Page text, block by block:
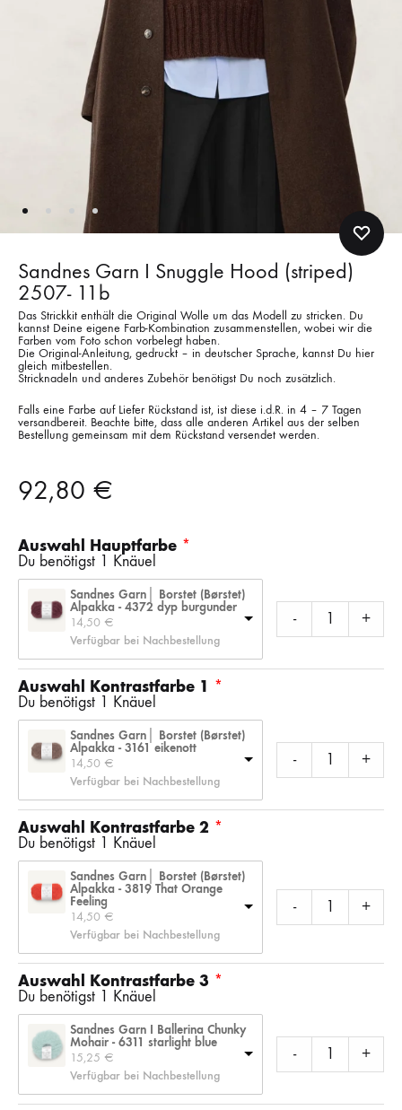
Sandnes Garn I Snuggle Hood (striped)
2507- 11b
Das Strickkit enthält die Original Wolle um das Modell zu stricken. Du
kannst Deine eigene Farb-Kombination zusammenstellen, wobei wir die
Farben vom Foto schon vorbelegt haben.
Die Original-Anleitung, gedruckt – in deutscher Sprache, kannst Du hier
gleich mitbestellen.
Stricknadeln und anderes Zubehör benötigst Du noch zusätzlich.
Falls eine Farbe auf Liefer Rückstand ist, ist diese i.d.R. in 4 – 7 Tagen
versandbereit. Beachte bitte, dass alle anderen Artikel aus der selben
Bestellung gemeinsam mit dem Rückstand versendet werden.
92,80 €
Auswahl Hauptfarbe
Du benötigst 1 Knäuel
Sandnes Garn│ Borstet (Børstet)
Alpakka - 4372 dyp burgunder
14,50 €
Verfügbar bei Nachbestellung
- +
Auswahl Kontrastfarbe 1
Du benötigst 1 Knäuel
Sandnes Garn│ Borstet (Børstet)
Alpakka - 3161 eikenott
14,50 €
Verfügbar bei Nachbestellung
- +
Auswahl Kontrastfarbe 2
Du benötigst 1 Knäuel
Sandnes Garn│ Borstet (Børstet)
Alpakka - 3819 That Orange
Feeling
14,50 €
Verfügbar bei Nachbestellung
- +
Auswahl Kontrastfarbe 3
Du benötigst 1 Knäuel
Sandnes Garn I Ballerina Chunky
Mohair - 6311 starlight blue
15,25 €
Verfügbar bei Nachbestellung
- +